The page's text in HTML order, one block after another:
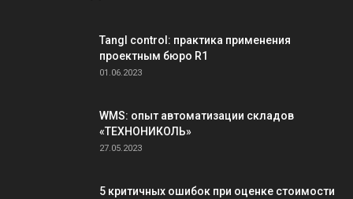
Tangl control: практика применения
проектным бюро R1
01.06.2023
WMS: опыт автоматизации складов
«ТЕХНОНИКОЛЬ»
27.05.2023
5 критичных ошибок при оценке стоимости